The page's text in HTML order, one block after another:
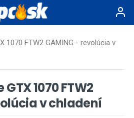
1070 FTW2 GAMING - revolúcia v
1070 FTW2
v chladení